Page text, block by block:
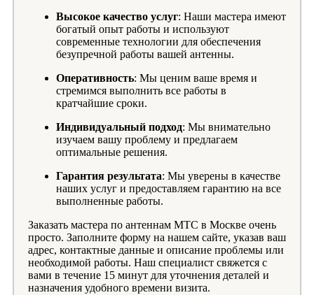
Высокое качество услуг: Наши мастера имеют
богатый опыт работы и используют
современные технологии для обеспечения
безупречной работы вашей антенны.
Оперативность: Мы ценим ваше время и
стремимся выполнить все работы в
кратчайшие сроки.
Индивидуальный подход: Мы внимательно
изучаем вашу проблему и предлагаем
оптимальные решения.
Гарантия результата: Мы уверены в качестве
наших услуг и предоставляем гарантию на все
выполненные работы.
Заказать мастера по антеннам МТС в Москве очень
просто. Заполните форму на нашем сайте, указав ваш
адрес, контактные данные и описание проблемы или
необходимой работы. Наш специалист свяжется с
вами в течение 15 минут для уточнения деталей и
назначения удобного времени визита.